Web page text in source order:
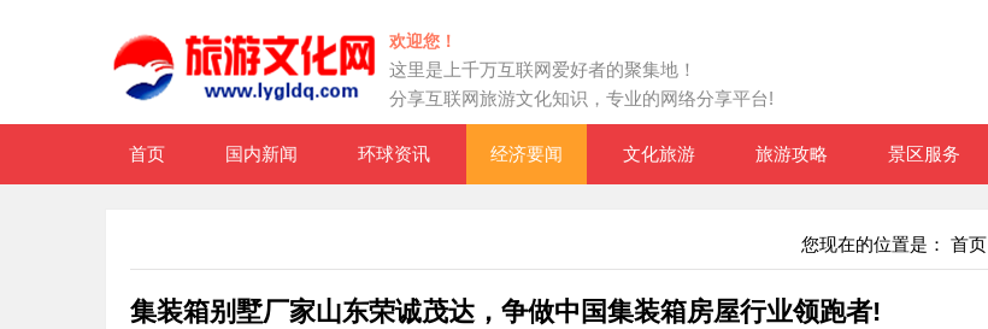
欢迎您！
这里是上千万互联网爱好者的聚集地！
分享互联网旅游文化知识，专业的网络分享平台!
首页 国内新闻 环球资讯 经济要闻 文化旅游 旅游攻略 景区服务
您现在的位置是： 首页
集装箱别墅厂家山东荣诚茂达，争做中国集装箱房屋行业领跑者!